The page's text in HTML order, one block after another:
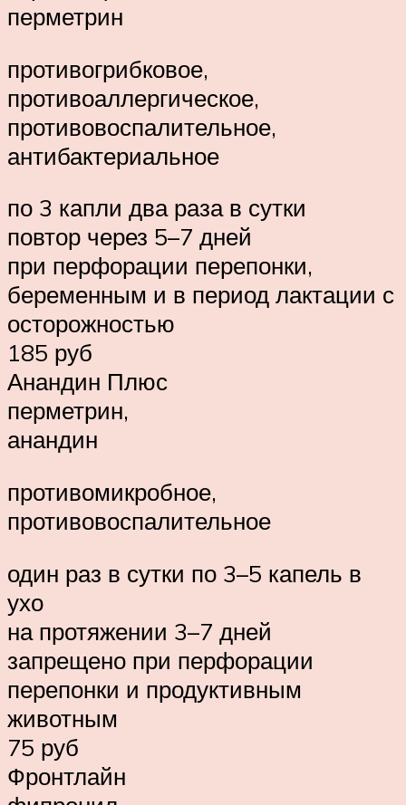
перметрин
противогрибковое,
противоаллергическое,
противовоспалительное,
антибактериальное
по 3 капли два раза в сутки
повтор через 5–7 дней
при перфорации перепонки,
беременным и в период лактации с
осторожностью
185 руб
Анандин Плюс
перметрин,
анандин
противомикробное,
противовоспалительное
один раз в сутки по 3–5 капель в
ухо
на протяжении 3–7 дней
запрещено при перфорации
перепонки и продуктивным
животным
75 руб
Фронтлайн